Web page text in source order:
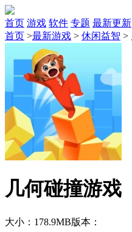
首页 游戏 软件 专题 最新更新
首页 >最新游戏 > 休闲益智 >
几何碰撞游戏
大小：178.9MB版本：